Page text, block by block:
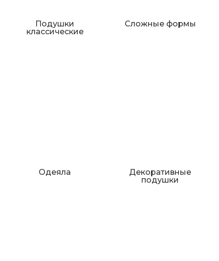
Подушки
классические
Сложные формы
Одеяла
Декоративные
подушки